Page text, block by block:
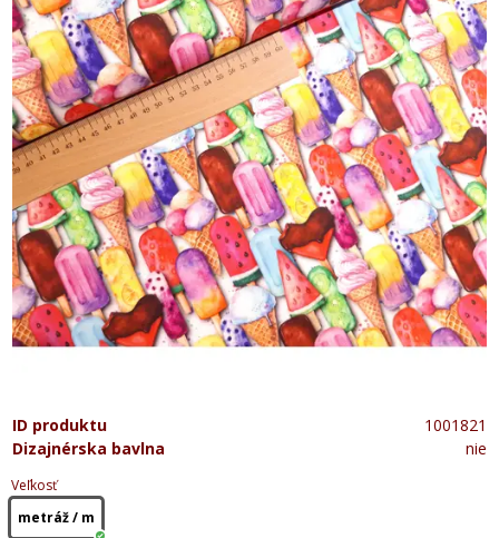
ID produktu
1001821
Dizajnérska bavlna
nie
Veľkosť
metráž / m